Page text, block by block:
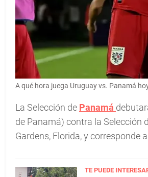
A qué hora juega Uruguay vs. Panamá
La Selección de Panamá
de Panamá) contra la Selección
Gardens, Florida, y corresponde
TE PUEDE